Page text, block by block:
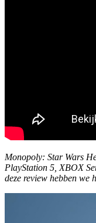
Monopoly: Star Wars
PlayStation 5, XBOX
deze review hebben we